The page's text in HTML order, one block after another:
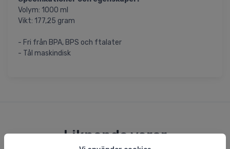
Volym: 1000 ml
Vikt: 177,25 gram
- Fri från BPA, BPS och ftalater
- Tål maskindisk
Liknande varor